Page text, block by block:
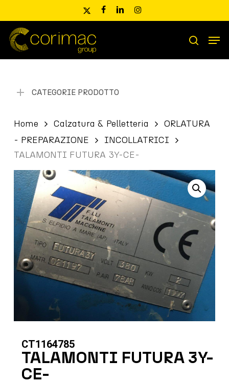
main
content
x-
facebooklinkedininstagram
Ricerca
prodotti
search
CATEGORIE PRODOTTO
Home Calzatura & Pelletteria
ORLATURA
- PREPARAZIONE
INCOLLATRICI
TALAMONTI FUTURA 3Y-CE-
CT1164785
TALAMONTI FUTURA 3Y-
CE-